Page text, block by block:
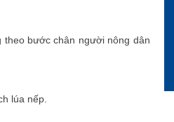
theo bước chân người nông dân
lúa nếp.